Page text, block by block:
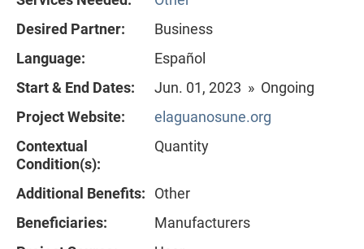
Desired Partner:
Business
Language:
Español
Start & End Dates:
Jun. 01, 2023 » Ongoing
Project Website:
elaguanosune.org
Contextual
Condition(s):
Quantity
Additional Benefits:
Other
Beneficiaries:
Manufacturers